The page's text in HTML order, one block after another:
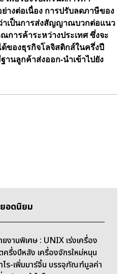
างต่อเนื่อง การปรับลดภาษีของ
าเป็นการส่งสัญญาณบวกต่อแนว
ารค้าระหว่างประเทศ ซึ่งจะ
ของธุรกิจโลจิสติกส์ในครึ่งปี
านลูกค้าส่งออก-นำเข้าไปยัง
ยอดนิยม
ยงานพิเศษ : UNIX เร่งเครื่อง
ครึ่งปีหลัง เครื่องจักรใหม่หนุน
ไร-เพิ่มมาร์จิ้น บรรจุภัณฑ์มูลค่า